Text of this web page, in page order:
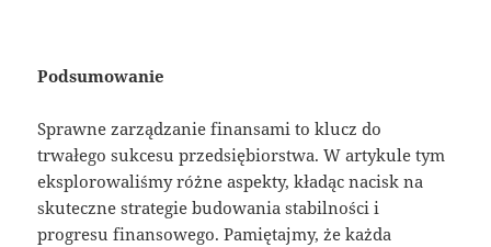
Podsumowanie
Sprawne zarządzanie finansami to klucz do
trwałego sukcesu przedsiębiorstwa. W artykule tym
eksplorowaliśmy różne aspekty, kładąc nacisk na
skuteczne strategie budowania stabilności i
progresu finansowego. Pamiętajmy, że każda